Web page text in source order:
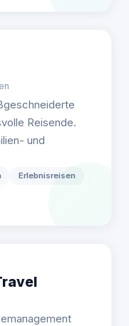
Reisende.
und
Erlebnisreisen